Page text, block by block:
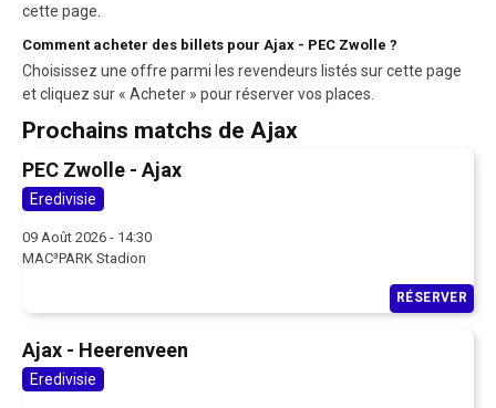
cette page.
Comment acheter des billets pour Ajax - PEC Zwolle ?
Choisissez une offre parmi les revendeurs listés sur cette page
et cliquez sur « Acheter » pour réserver vos places.
Prochains matchs de Ajax
PEC Zwolle - Ajax
Eredivisie
09 Août 2026 - 14:30
MAC³PARK Stadion
RÉSERVER
Ajax - Heerenveen
Eredivisie